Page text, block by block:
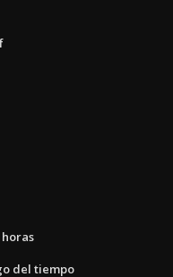
del tiempo